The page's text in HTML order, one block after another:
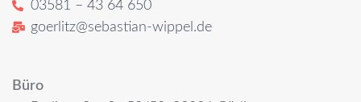
03581 – 43 64 650
goerlitz@sebastian-wippel.de
Büro